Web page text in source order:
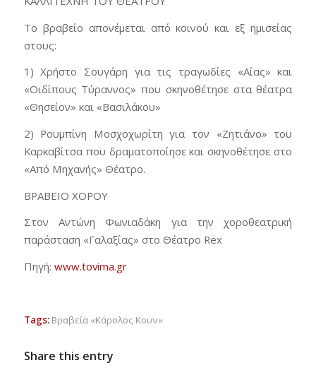
Το βραβείο απονέμεται από κοινού και εξ ημισείας
στους:
1) Χρήστο Σουγάρη για τις τραγωδίες «Αίας» και
«Οιδίπους Τύραννος» που σκηνοθέτησε στα θέατρα
«Θησείον» και «Βασιλάκου»
2) Ρουμπίνη Μοσχοχωρίτη για τον «Ζητιάνο» του
Καρκαβίτσα που δραματοποίησε και σκηνοθέτησε στο
«Από Μηχανής» Θέατρο.
ΒΡΑΒΕΙΟ ΧΟΡΟΥ
Στον Αντώνη Φωνιαδάκη για την χοροθεατρική
παράσταση «Γαλαξίας» στο Θέατρο Rex
Πηγή: www.tovima.gr
Tags: Βραβεία «Κάρολος Κουν»
Share this entry